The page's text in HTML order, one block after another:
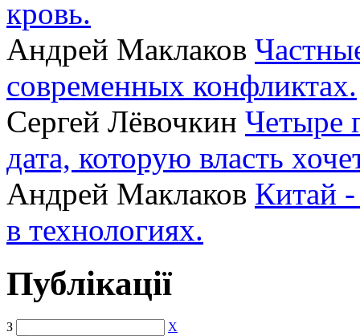
кровь.
Андрей Маклаков
современных конфликтах.
Сергей Лёвочкин Четыре
дата, которую власть
Андрей Маклаков Китай
в технологиях.
Публікації
З
X